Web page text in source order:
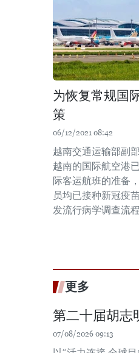
为恢复常规国
策
06/12/2021 08:42
越南交通运输部副
越南的国际航空港
际客运航班的准备
员均已接种新冠疫
发流行病学调查流程
更多
第二十届胡志
07/08/2026 09:13